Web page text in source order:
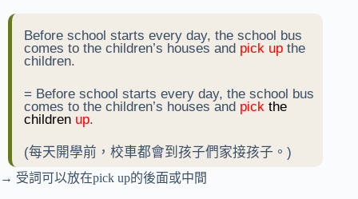
Before school starts every day, the school bus
comes to the children’s houses and pick up the
children.
= Before school starts every day, the school bus
comes to the children’s houses and pick the
children up.
(每天開學前，校車都會到孩子們家接孩子。)
→ 受詞可以放在pick up的後面或中間